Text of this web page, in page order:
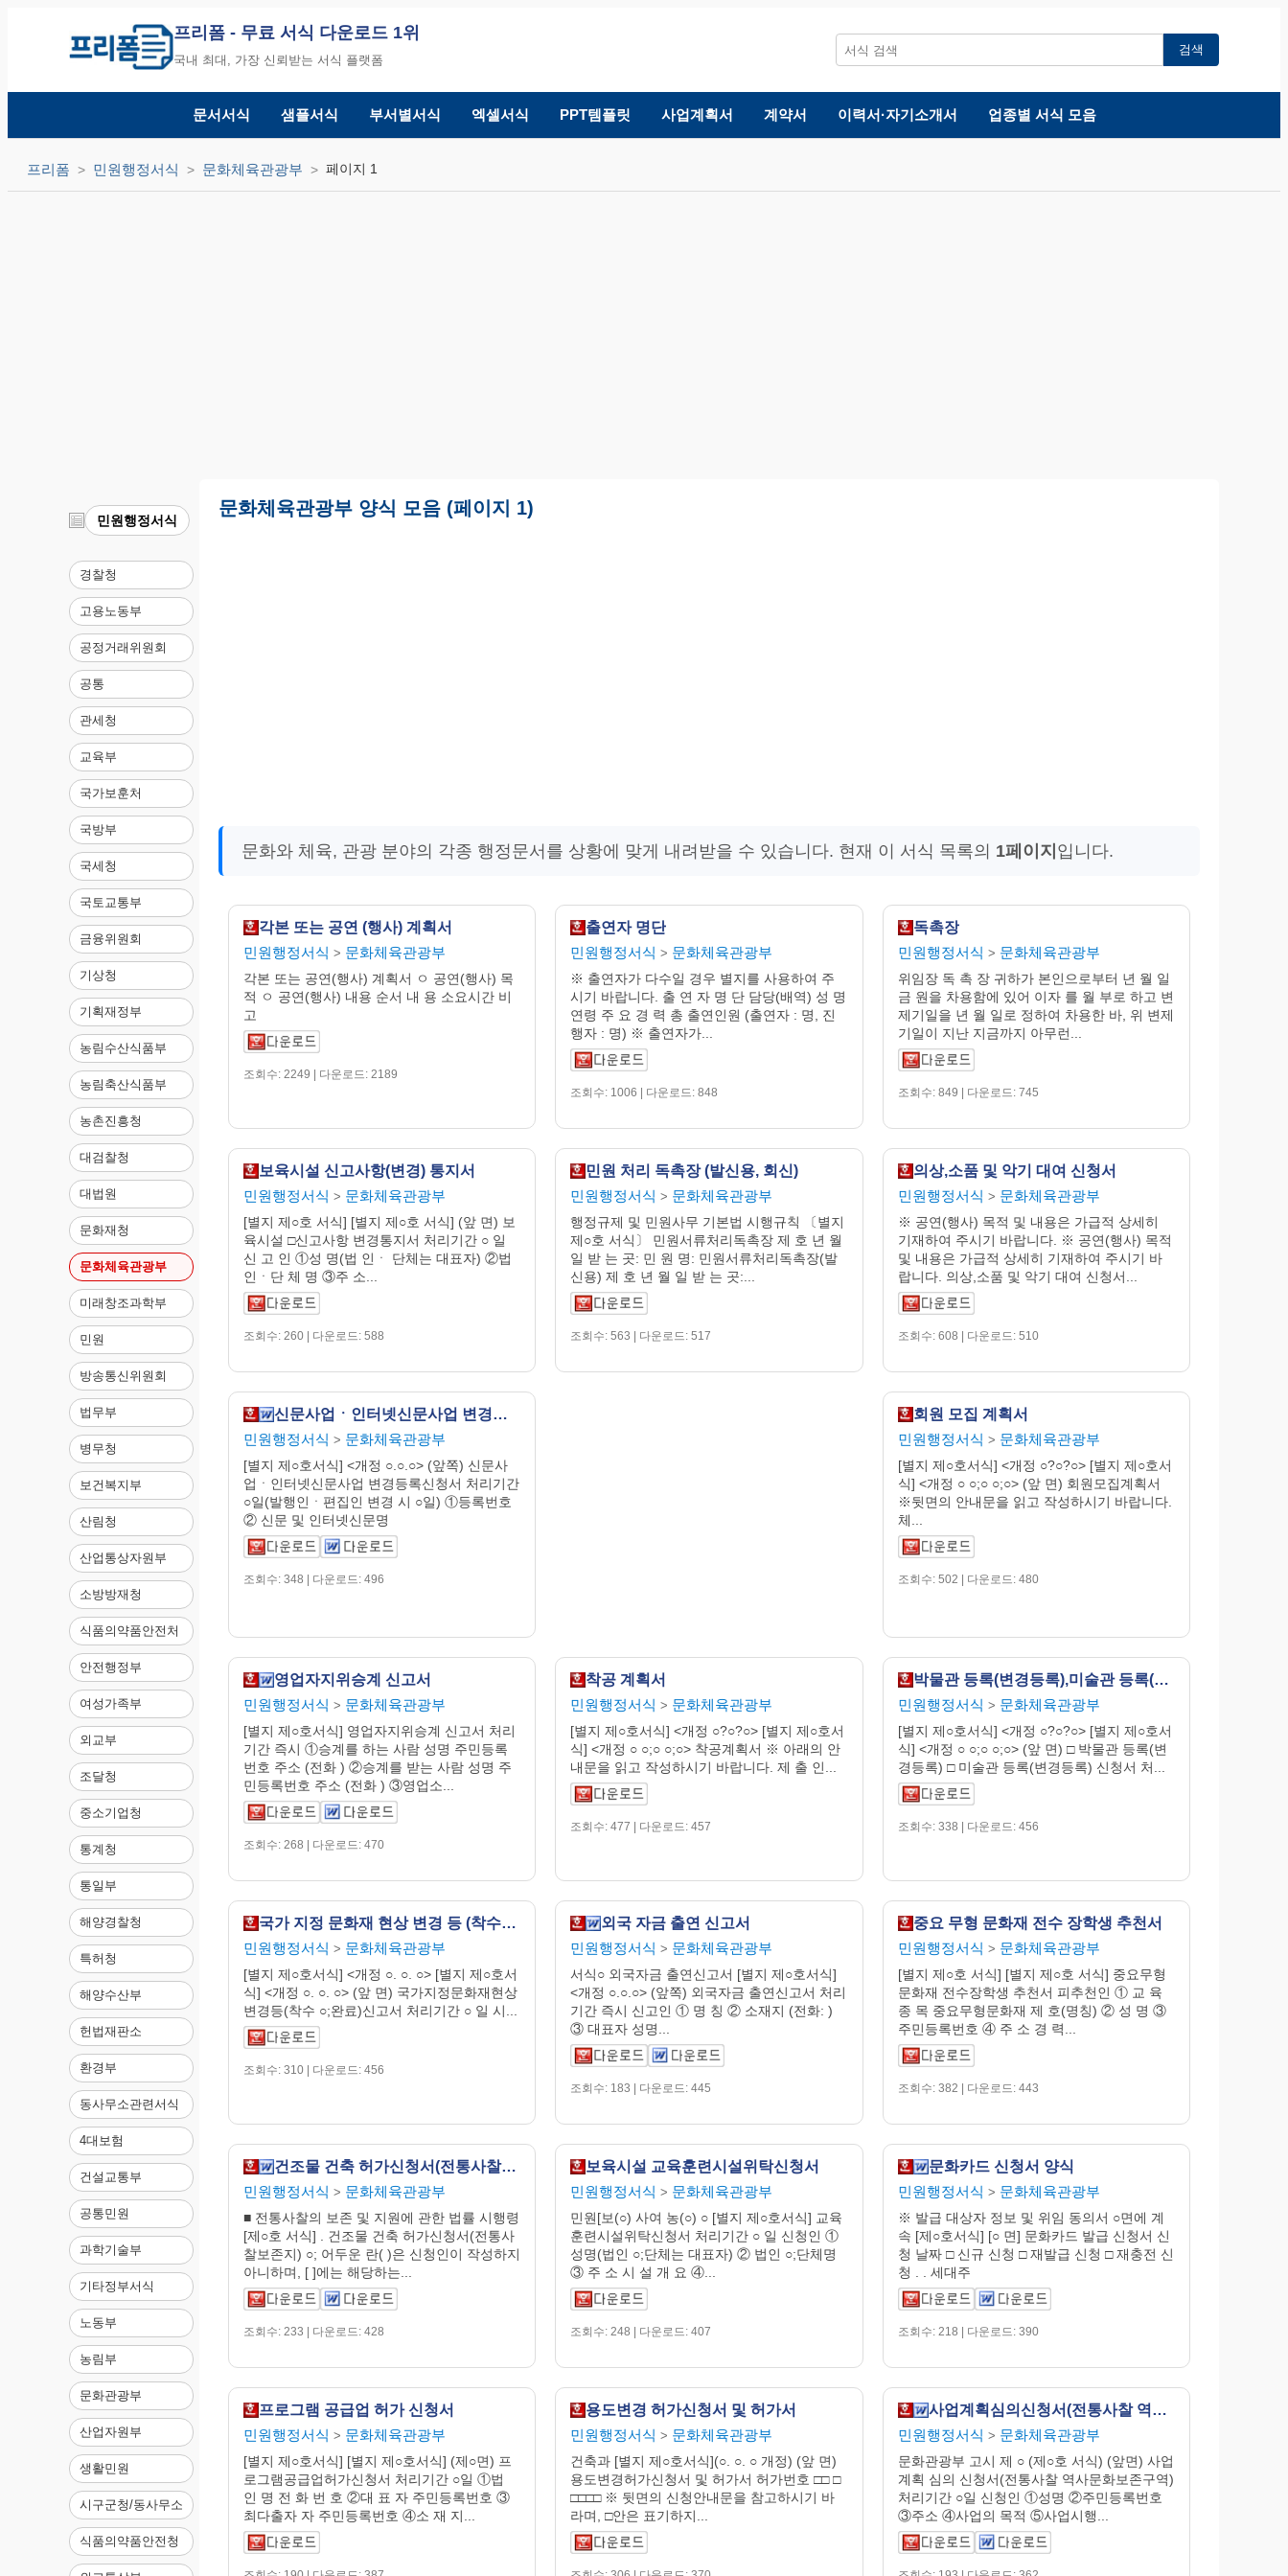
프리폼 - 무료 서식 다운로드 1위
국내 최대, 가장 신뢰받는 서식 플랫폼
검색
문서서식 샘플서식 부서별서식 엑셀서식 PPT템플릿 사업계획서 계약서 이력서·자기소개서 업종별 서식 모음
프리폼 민원행정서식 문화체육관광부 페이지 1
민원행정서식
경찰청
고용노동부
공정거래위원회
공통
관세청
교육부
국가보훈처
국방부
국세청
국토교통부
금융위원회
기상청
기획재정부
농림수산식품부
농림축산식품부
농촌진흥청
대검찰청
대법원
문화재청
문화체육관광부
미래창조과학부
민원
방송통신위원회
법무부
병무청
보건복지부
산림청
산업통상자원부
소방방재청
식품의약품안전처
안전행정부
여성가족부
외교부
조달청
중소기업청
통계청
통일부
해양경찰청
특허청
해양수산부
헌법재판소
환경부
동사무소관련서식
4대보험
건설교통부
공통민원
과학기술부
기타정부서식
노동부
농림부
문화관광부
산업자원부
생활민원
시구군청/동사무소
식품의약품안전청
문화체육관광부 양식 모음 (페이지 1)
문화와 체육, 관광 분야의 각종 행정문서를 상황에 맞게 내려받을 수 있습니다. 현재 이 서식 목록의 1페이지 입니다.
각본 또는 공연 (행사) 계획서
민원행정서식 > 문화체육관광부
각본 또는 공연(행사) 계획서 ㅇ 공연(행사) 목
적 ㅇ 공연(행사) 내용 순서 내 용 소요시간 비
고
조회수: 2249 | 다운로드: 2189
출연자 명단
민원행정서식 > 문화체육관광부
※ 출연자가 다수일 경우 별지를 사용하여 주
시기 바랍니다. 출 연 자 명 단 담당(배역) 성 명
연령 주 요 경 력 총 출연인원 (출연자 : 명, 진
행자 : 명) ※ 출연자가...
조회수: 1006 | 다운로드: 848
독촉장
민원행정서식 > 문화체육관광부
위임장 독 촉 장 귀하가 본인으로부터 년 월 일
금 원을 차용함에 있어 이자 를 월 부로 하고 변
제기일을 년 월 일로 정하여 차용한 바, 위 변제
기일이 지난 지금까지 아무런...
조회수: 849 | 다운로드: 745
보육시설 신고사항(변경) 통지서
민원행정서식 > 문화체육관광부
[별지 제○호 서식] [별지 제○호 서식] (앞 면) 보
육시설 □신고사항 변경통지서 처리기간 ○ 일
신 고 인 ①성 명(법 인ㆍ 단체는 대표자) ②법
인ㆍ단 체 명 ③주 소...
조회수: 260 | 다운로드: 588
민원 처리 독촉장 (발신용, 회신)
민원행정서식 > 문화체육관광부
행정규제 및 민원사무 기본법 시행규칙 〔별지
제○호 서식〕 민원서류처리독촉장 제 호 년 월
일 받 는 곳: 민 원 명: 민원서류처리독촉장(발
신용) 제 호 년 월 일 받 는 곳:...
조회수: 563 | 다운로드: 517
의상,소품 및 악기 대여 신청서
민원행정서식 > 문화체육관광부
※ 공연(행사) 목적 및 내용은 가급적 상세히
기재하여 주시기 바랍니다. ※ 공연(행사) 목적
및 내용은 가급적 상세히 기재하여 주시기 바
랍니다. 의상,소품 및 악기 대여 신청서...
조회수: 608 | 다운로드: 510
신문사업ㆍ인터넷신문사업 변경등록신청서
민원행정서식 > 문화체육관광부
[별지 제○호서식] <개정 ○.○.○> (앞쪽) 신문사
업ㆍ인터넷신문사업 변경등록신청서 처리기간
○일(발행인ㆍ편집인 변경 시 ○일) ①등록번호
② 신문 및 인터넷신문명
조회수: 348 | 다운로드: 496
회원 모집 계획서
민원행정서식 > 문화체육관광부
[별지 제○호서식] <개정 ○?○?○> [별지 제○호서
식] <개정 ○ ○;○ ○;○> (앞 면) 회원모집계획서
※뒷면의 안내문을 읽고 작성하시기 바랍니다.
체...
조회수: 502 | 다운로드: 480
영업자지위승계 신고서
민원행정서식 > 문화체육관광부
[별지 제○호서식] 영업자지위승계 신고서 처리
기간 즉시 ①승계를 하는 사람 성명 주민등록
번호 주소 (전화 ) ②승계를 받는 사람 성명 주
민등록번호 주소 (전화 ) ③영업소...
조회수: 268 | 다운로드: 470
착공 계획서
민원행정서식 > 문화체육관광부
[별지 제○호서식] <개정 ○?○?○> [별지 제○호서
식] <개정 ○ ○;○ ○;○> 착공계획서 ※ 아래의 안
내문을 읽고 작성하시기 바랍니다. 제 출 인...
조회수: 477 | 다운로드: 457
박물관 등록(변경등록),미술관 등록(변경등록) 신청서
민원행정서식 > 문화체육관광부
[별지 제○호서식] <개정 ○?○?○> [별지 제○호서
식] <개정 ○ ○;○ ○;○> (앞 면) □ 박물관 등록(변
경등록) □ 미술관 등록(변경등록) 신청서 처...
조회수: 338 | 다운로드: 456
국가 지정 문화재 현상 변경 등 (착수·완료) 신고서
민원행정서식 > 문화체육관광부
[별지 제○호서식] <개정 ○. ○. ○> [별지 제○호서
식] <개정 ○. ○. ○> (앞 면) 국가지정문화재현상
변경등(착수 ○;완료)신고서 처리기간 ○ 일 시...
조회수: 310 | 다운로드: 456
외국 자금 출연 신고서
민원행정서식 > 문화체육관광부
서식○ 외국자금 출연신고서 [별지 제○호서식]
<개정 ○.○.○> (앞쪽) 외국자금 출연신고서 처리
기간 즉시 신고인 ① 명 칭 ② 소재지 (전화: )
③ 대표자 성명...
조회수: 183 | 다운로드: 445
중요 무형 문화재 전수 장학생 추천서
민원행정서식 > 문화체육관광부
[별지 제○호 서식] [별지 제○호 서식] 중요무형
문화재 전수장학생 추천서 피추천인 ① 교 육
종 목 중요무형문화재 제 호(명칭) ② 성 명 ③
주민등록번호 ④ 주 소 경 력...
조회수: 382 | 다운로드: 443
건조물 건축 허가신청서(전통사찰보존지)
민원행정서식 > 문화체육관광부
■ 전통사찰의 보존 및 지원에 관한 법률 시행령
[제○호 서식] . 건조물 건축 허가신청서(전통사
찰보존지) ○; 어두운 란( )은 신청인이 작성하지
아니하며, [ ]에는 해당하는...
조회수: 233 | 다운로드: 428
보육시설 교육훈련시설위탁신청서
민원행정서식 > 문화체육관광부
민원[보(○) 사여 농(○) ○ [별지 제○호서식] 교육
훈련시설위탁신청서 처리기간 ○ 일 신청인 ①
성명(법인 ○;단체는 대표자) ② 법인 ○;단체명
③ 주 소 시 설 개 요 ④...
조회수: 248 | 다운로드: 407
문화카드 신청서 양식
민원행정서식 > 문화체육관광부
※ 발급 대상자 정보 및 위임 동의서 ○면에 계
속 [제○호서식] [○ 면] 문화카드 발급 신청서 신
청 날짜 □ 신규 신청 □ 재발급 신청 □ 재충전 신
청 . . 세대주
조회수: 218 | 다운로드: 390
프로그램 공급업 허가 신청서
민원행정서식 > 문화체육관광부
[별지 제○호서식] [별지 제○호서식] (제○면) 프
로그램공급업허가신청서 처리기간 ○일 ①법
인 명 전 화 번 호 ②대 표 자 주민등록번호 ③
최다출자 자 주민등록번호 ④소 재 지...
용도변경 허가신청서 및 허가서
민원행정서식 > 문화체육관광부
건축과 [별지 제○호서식](○. ○. ○ 개정) (앞 면)
용도변경허가신청서 및 허가서 허가번호 □□ □
□□□□ ※ 뒷면의 신청안내문을 참고하시기 바
라며, □안은 표기하지...
사업계획심의신청서(전통사찰 역사문화보존구역)
민원행정서식 > 문화체육관광부
문화관광부 고시 제 ○ (제○호 서식) (앞면) 사업
계획 심의 신청서(전통사찰 역사문화보존구역)
처리기간 ○일 신청인 ①성명 ②주민등록번호
③주소 ④사업의 목적 ⑤사업시행...